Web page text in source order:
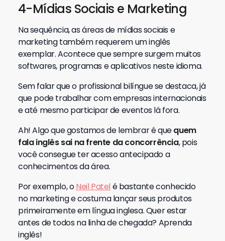
4-Mídias Sociais e Marketing
Na sequência, as áreas de mídias sociais e
marketing também requerem um inglês
exemplar. Acontece que sempre surgem muitos
softwares, programas e aplicativos neste idioma.
Sem falar que o profissional bilíngue se destaca, já
que pode trabalhar com empresas internacionais
e até mesmo participar de eventos lá fora.
Ah! Algo que gostamos de lembrar é quequem
fala inglês sai na frente da concorrência, pois
você consegue ter acesso antecipado a
conhecimentos da área.
Por exemplo, oNeil Patel é bastante conhecido
no marketing e costuma lançar seus produtos
primeiramente em língua inglesa. Quer estar
antes de todos na linha de chegada? Aprenda
inglês!